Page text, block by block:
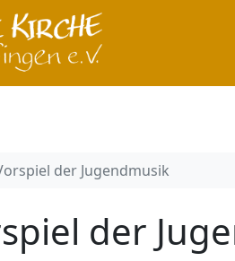
der Jugendmusik
der